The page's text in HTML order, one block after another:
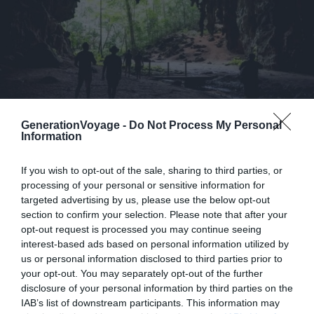
GenerationVoyage - Do Not Process My Personal
Information
If you wish to opt-out of the sale, sharing to third parties, or
processing of your personal or sensitive information for
targeted advertising by us, please use the below opt-out
section to confirm your selection. Please note that after your
opt-out request is processed you may continue seeing
interest-based ads based on personal information utilized by
us or personal information disclosed to third parties prior to
your opt-out. You may separately opt-out of the further
disclosure of your personal information by third parties on the
IAB’s list of downstream participants. This information may
Si vous cherchez encore que faire à l’Île des Pins, explorer
les grottes locales s’avère aussi envoûtant que
mystique.
grotte de la reine Hortenseest la plus connue d’entre
elles. Promise dès son plus jeune âge au futur grand chef
Samuel, la souveraine est célèbre pour avoir tenu tête
aux autorités françaises quand ces dernières ont voulu